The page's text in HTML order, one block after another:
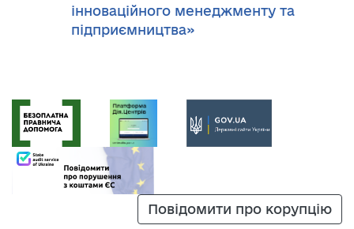
інноваційного менеджменту та
підприємництва»
Повідомити про корупцію